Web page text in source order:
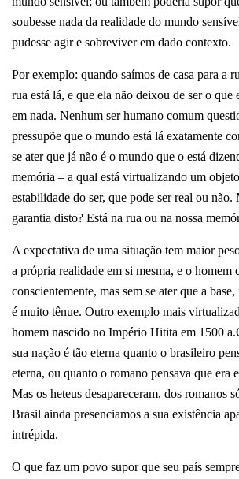
soubesse nada da realidade do mundo
pudesse agir e sobreviver em dado contexto.
Por exemplo: quando saímos de casa para a
rua está lá, e que ela não deixou de ser o que
em nada. Nenhum ser humano comum
pressupõe que o mundo está lá exatamente
se ater que já não é o mundo que o está
memória – a qual está virtualizando um
estabilidade do ser, que pode ser real ou não.
garantia disto? Está na rua ou na nossa
A expectativa de uma situação tem maior
a própria realidade em si mesma, e o homem
conscientemente, mas sem se ater que a
é muito tênue. Outro exemplo mais
homem nascido no Império Hitita em 1500
sua nação é tão eterna quanto o brasileiro
eterna, ou quanto o romano pensava que era
Mas os heteus desapareceram, dos romanos
Brasil ainda presenciamos a sua existência
intrépida.
O que faz um povo supor que seu país